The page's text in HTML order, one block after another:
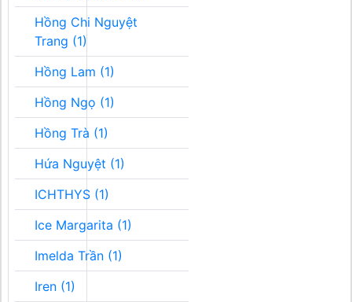
Hồng Chi Nguyệt
Trang (1)
Hồng Lam (1)
Hồng Ngọ (1)
Hồng Trà (1)
Hứa Nguyệt (1)
ICHTHYS (1)
Ice Margarita (1)
Imelda Trần (1)
Iren (1)